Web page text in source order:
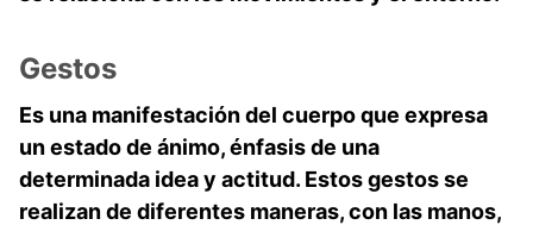
Gestos
Es una manifestación del cuerpo que expresa
un estado de ánimo, énfasis de una
determinada idea y actitud. Estos gestos se
realizan de diferentes maneras, con las manos,